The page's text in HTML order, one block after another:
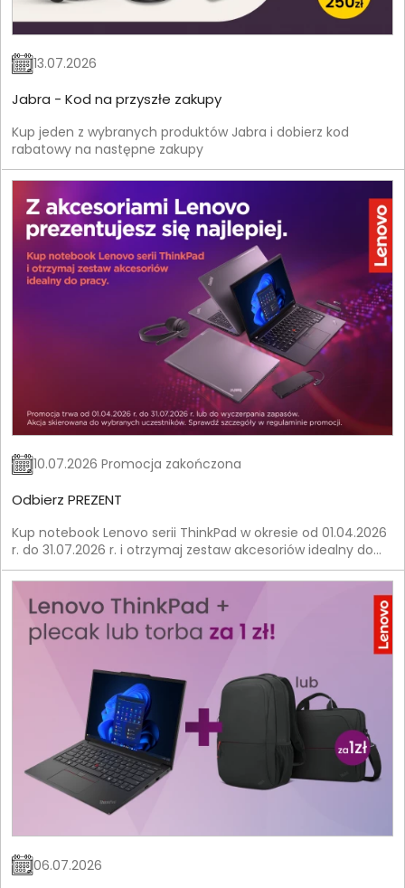
13.07.2026
Jabra - Kod na przyszłe zakupy
Kup jeden z wybranych produktów Jabra i dobierz kod
rabatowy na następne zakupy
10.07.2026 Promocja zakończona
Odbierz PREZENT
Kup notebook Lenovo serii ThinkPad w okresie od 01.04.2026
r. do 31.07.2026 r. i otrzymaj zestaw akcesoriów idealny do
pracy.
06.07.2026